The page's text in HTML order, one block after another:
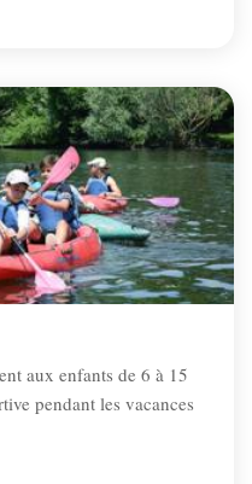
aux enfants de 6 à 15
pendant les vacances